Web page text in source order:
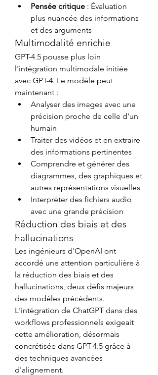
Pensée critique : Évaluation
plus nuancée des informations
et des arguments
Multimodalité enrichie
GPT-4.5 pousse plus loin
l'intégration multimodale initiée
avec GPT-4. Le modèle peut
maintenant :
Analyser des images avec une
précision proche de celle d'un
humain
Traiter des vidéos et en extraire
des informations pertinentes
Comprendre et générer des
diagrammes, des graphiques et
autres représentations visuelles
Interpréter des fichiers audio
avec une grande précision
Réduction des biais et des
hallucinations
Les ingénieurs d'OpenAI ont
accordé une attention particulière à
la réduction des biais et des
hallucinations, deux défis majeurs
des modèles précédents.
L'intégration de ChatGPT dans des
workflows professionnels exigeait
cette amélioration, désormais
concrétisée dans GPT-4.5 grâce à
des techniques avancées
d'alignement.